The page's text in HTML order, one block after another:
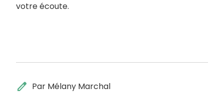
votre écoute.
edit Par Mélany Marchal